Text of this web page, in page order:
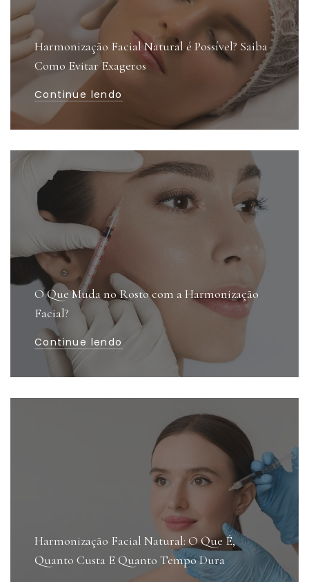
Harmonização Facial Natural é Possível? Saiba
Como Evitar Exageros
Continue lendo
O Que Muda no Rosto com a Harmonização
Facial?
Continue lendo
Harmonização Facial Natural: O Que É,
Quanto Custa E Quanto Tempo Dura